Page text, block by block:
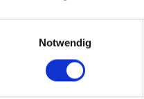
Notwendig
R 75/7
R 100
R 45
R 65
R 80 Mono